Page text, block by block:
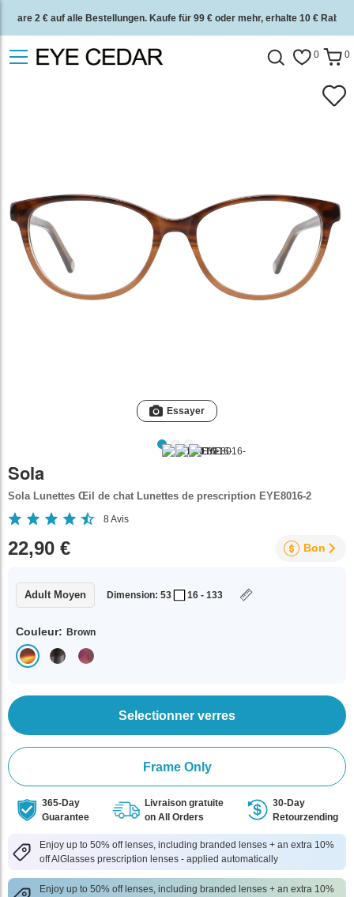
Spare 2 € auf alle Bestellungen. Kaufe für 99 € oder mehr, erhalte 10 € Rabatt.
2 Jahre Qualitätsgarantie und 30 Tage Geld-zurück-Garantie. 0 0
Essayer
Sola
Sola Lunettes Œil de chat Lunettes de prescription EYE8016-2
8Avis
22,90 € Bon
Adult Moyen Dimension: 53 16 - 133
Couleur: Brown
Selectionner verres
Frame Only
365-Day
Guarantee
Livraison gratuite
on All Orders
30-Day
Retourzending
Enjoy up to 50% off lenses, including branded lenses + an extra 10%
off AlGlasses prescription lenses - applied automatically
Enjoy up to 50% off lenses, including branded lenses + an extra 10%